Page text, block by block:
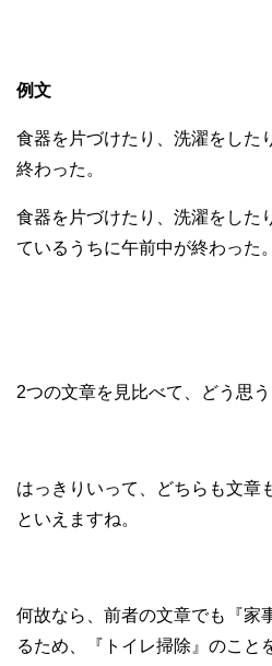
例文
食器を片づけたり、洗濯をした
終わった。
食器を片づけたり、洗濯をした
ているうちに午前中が終わった。
2つの文章を見比べて、どう思
はっきりいって、どちらも文章
といえますね。
何故なら、前者の文章でも『家
るため、『トイレ掃除』のこと